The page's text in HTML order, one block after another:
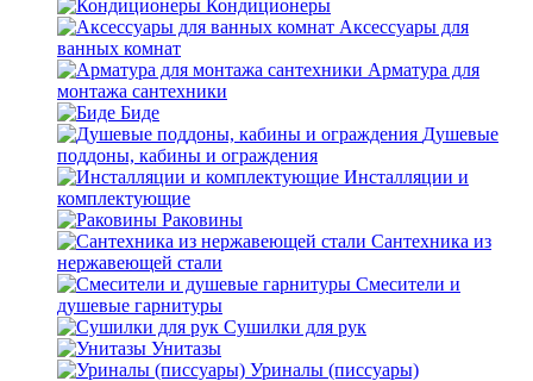
Кондиционеры
Аксессуары для
ванных комнат
Арматура для
монтажа сантехники
Биде
Душевые
поддоны, кабины и ограждения
Инсталляции и
комплектующие
Раковины
Сантехника из
нержавеющей стали
Смесители и
душевые гарнитуры
Сушилки для рук
Унитазы
Уриналы (писсуары)